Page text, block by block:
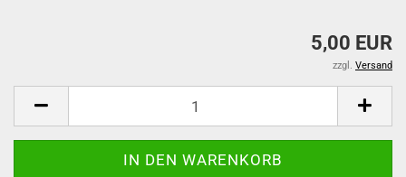
5,00 EUR
zzgl. Versand